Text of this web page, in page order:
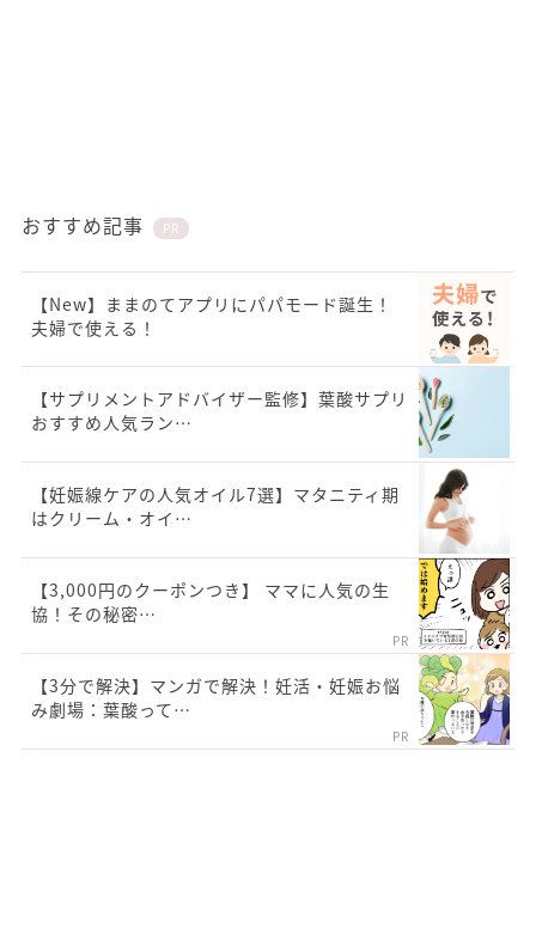
おすすめ記事 PR
【New】ままのてアプリにパパモード誕生！
夫婦で使える！
【サプリメントアドバイザー監修】葉酸サプリ
おすすめ人気ラン…
【妊娠線ケアの人気オイル7選】マタニティ期
はクリーム・オイ…
【3,000円のクーポンつき】 ママに人気の生
協！その秘密…
PR
【3分で解決】マンガで解決！妊活・妊娠お悩
み劇場：葉酸って…
PR